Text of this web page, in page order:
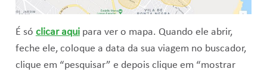
É só clicar aquipara ver o mapa. Quando ele abrir,
feche ele, coloque a data da sua viagem no buscador,
clique em “pesquisar” e depois clique em “mostrar